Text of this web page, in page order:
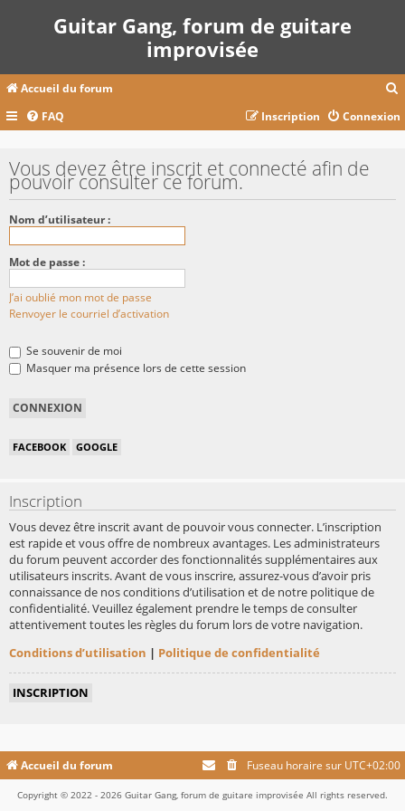
Guitar Gang, forum de guitare
improvisée
Accueil du forum
c
FAQ Connexion
Inscription
Vous devez être inscrit et connecté afin de
pouvoir consulter ce forum.
Nom d’utilisateur :
Mot de passe :
J’ai oublié mon mot de passe
Renvoyer le courriel d’activation
Se souvenir de moi
Masquer ma présence lors de cette session
FACEBOOK GOOGLE
Inscription
Vous devez être inscrit avant de pouvoir vous connecter. L’inscription
est rapide et vous offre de nombreux avantages. Les administrateurs
du forum peuvent accorder des fonctionnalités supplémentaires aux
utilisateurs inscrits. Avant de vous inscrire, assurez-vous d’avoir pris
connaissance de nos conditions d’utilisation et de notre politique de
confidentialité. Veuillez également prendre le temps de consulter
attentivement toutes les règles du forum lors de votre navigation.
Conditions d’utilisation | Politique de confidentialité
INSCRIPTION
Accueil du forum Fuseau horaire sur UTC+02:00
Copyright © 2022 - 2026 Guitar Gang, forum de guitare improvisée All rights reserved.